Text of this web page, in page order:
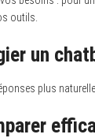
outils.
un
plus